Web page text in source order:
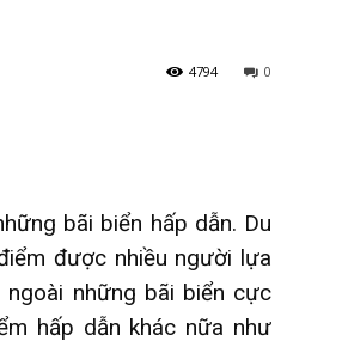
0
4794
bãi biển hấp dẫn. Du
được nhiều người lựa
ngoài những bãi biển cực
hấp dẫn khác nữa như